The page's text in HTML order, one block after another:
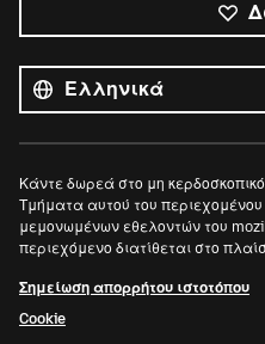
οι
γλώσσες
Γλώσσα
Κάντε δωρεά στο μη κερδοσκοπικό
Τμήματα αυτού του περιεχομένου
μεμονωμένων εθελοντών του
περιεχόμενο διατίθεται στο
Σημείωση απορρήτου ιστοτόπου
Cookie